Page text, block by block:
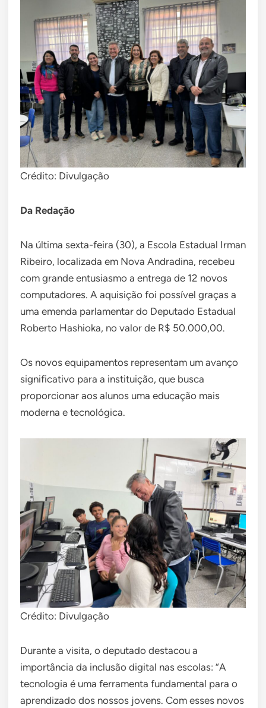
Crédito: Divulgação
Da Redação
Na última sexta-feira (30), a Escola Estadual Irman
Ribeiro, localizada em Nova Andradina, recebeu
com grande entusiasmo a entrega de 12 novos
computadores. A aquisição foi possível graças a
uma emenda parlamentar do Deputado Estadual
Roberto Hashioka, no valor de R$ 50.000,00.
Os novos equipamentos representam um avanço
significativo para a instituição, que busca
proporcionar aos alunos uma educação mais
moderna e tecnológica.
Crédito: Divulgação
Durante a visita, o deputado destacou a
importância da inclusão digital nas escolas: “A
tecnologia é uma ferramenta fundamental para o
aprendizado dos nossos jovens. Com esses novos